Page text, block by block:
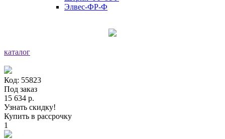
Элвес-ФР-Ф
каталог
Код: 55823
Под заказ
15 634 р.
Узнать скидку!
Купить в рассрочку
1